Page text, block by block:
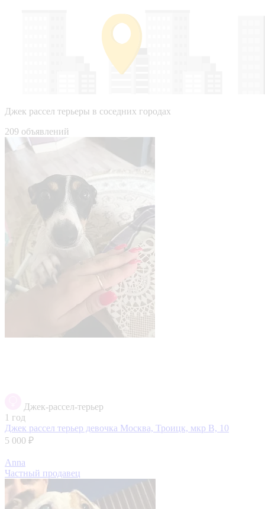
Джек рассел терьеры в соседних городах
209 объявлений
Джек-рассел-терьер
1 год
Джек рассел терьер девочка Москва, Троицк, мкр В, 10
5 000 ₽
Anna
Частный продавец